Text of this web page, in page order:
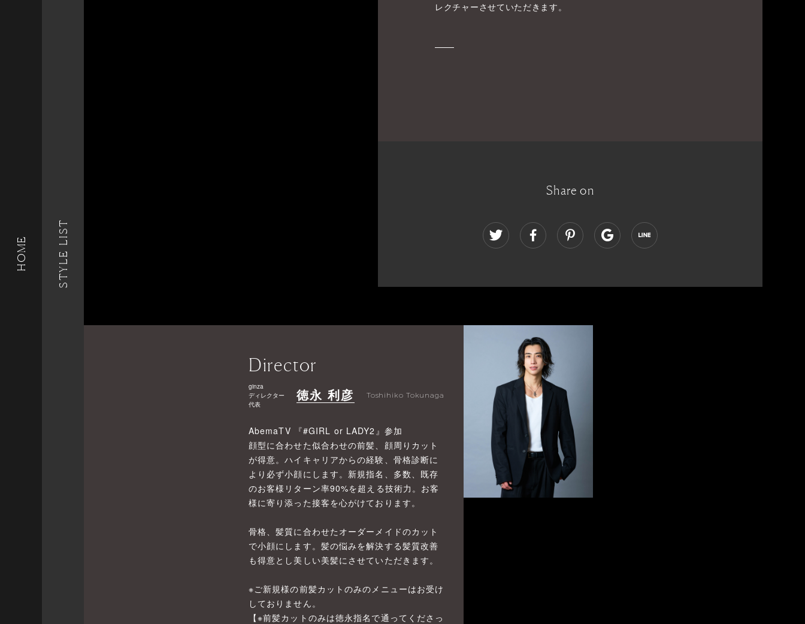
HOME STYLE LIST
レクチャーさせていただきます。
Share on
Director
ginza
ディレクター
代表
徳永 利彦 Toshihiko Tokunaga
AbemaTV 『#GIRL or LADY2』参加
顔型に合わせた似合わせの前髪、顔周りカット
が得意。ハイキャリアからの経験、骨格診断に
より必ず小顔にします。新規指名、多数、既存
のお客様リターン率90%を超える技術力。お客
様に寄り添った接客を心がけております。
骨格、髪質に合わせたオーダーメイドのカット
で小顔にします。髪の悩みを解決する髪質改善
も得意とし美しい美髪にさせていただきます。
※ご新規様の前髪カットのみのメニューはお受け
しておりません。
【※前髪カットのみは徳永指名で通ってくださっ